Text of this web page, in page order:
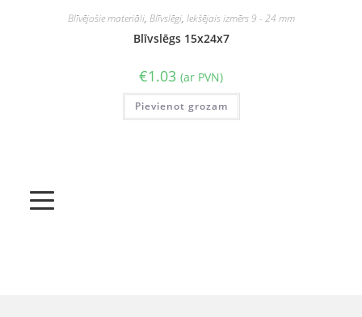
Blīvējošie materiāli, Blīvslēgi, Iekšējais izmērs 9 - 24 mm
Blīvslēgs 15x24x7
€1.03 (ar PVN)
Pievienot grozam